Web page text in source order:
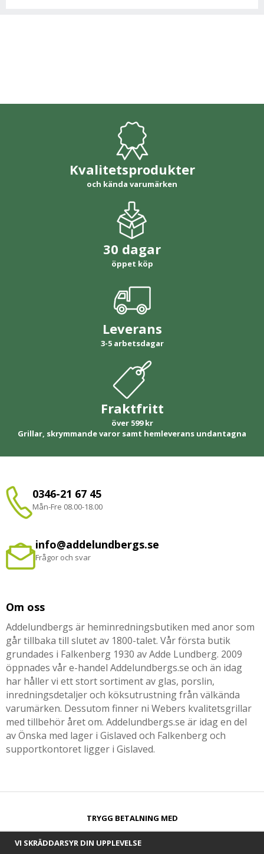
Kvalitetsprodukter
och kända varumärken
30 dagar
öppet köp
Leverans
3-5 arbetsdagar
Fraktfritt
över 599 kr
Grillar, skrymmande varor samt hemleverans undantagna
0346-21 67 45
Mån-Fre 08.00-18.00
info@addelundbergs.se
Frågor och svar
Om oss
Addelundbergs är heminredningsbutiken med anor som
går tillbaka till slutet av 1800-talet. Vår första butik
grundades i Falkenberg 1930 av Adde Lundberg. 2009
öppnades vår e-handel Addelundbergs.se och än idag
har håller vi ett stort sortiment av glas, porslin,
inredningsdetaljer och köksutrustning från välkända
varumärken. Dessutom finner ni Webers kvalitetsgrillar
med tillbehör året om. Addelundbergs.se är idag en del
av Önska med lager i Gislaved och Falkenberg och
supportkontoret ligger i Gislaved.
TRYGG BETALNING MED​
VI SKRÄDDARSYR DIN UPPLEVELSE